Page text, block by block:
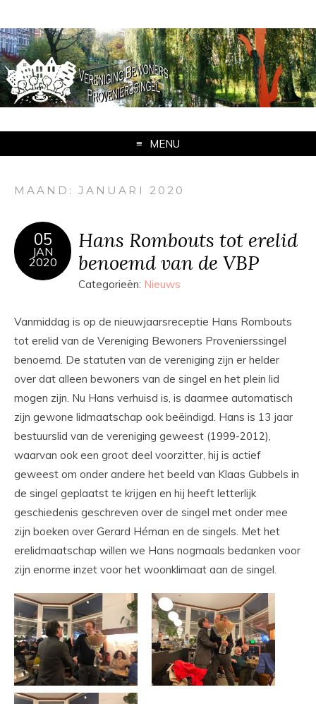
MENU
MAAND:JANUARI 2020
05
JAN
2020
Hans Rombouts tot erelid
benoemd van de VBP
Categorieën: Nieuws
Vanmiddag is op de nieuwjaarsreceptie Hans Rombouts
tot erelid van de Vereniging Bewoners Provenierssingel
benoemd. De statuten van de vereniging zijn er helder
over dat alleen bewoners van de singel en het plein lid
mogen zijn. Nu Hans verhuisd is, is daarmee automatisch
zijn gewone lidmaatschap ook beëindigd. Hans is 13 jaar
bestuurslid van de vereniging geweest (1999-2012),
waarvan ook een groot deel voorzitter, hij is actief
geweest om onder andere het beeld van Klaas Gubbels in
de singel geplaatst te krijgen en hij heeft letterlijk
geschiedenis geschreven over de singel met onder mee
zijn boeken over Gerard Héman en de singels. Met het
erelidmaatschap willen we Hans nogmaals bedanken voor
zijn enorme inzet voor het woonklimaat aan de singel.